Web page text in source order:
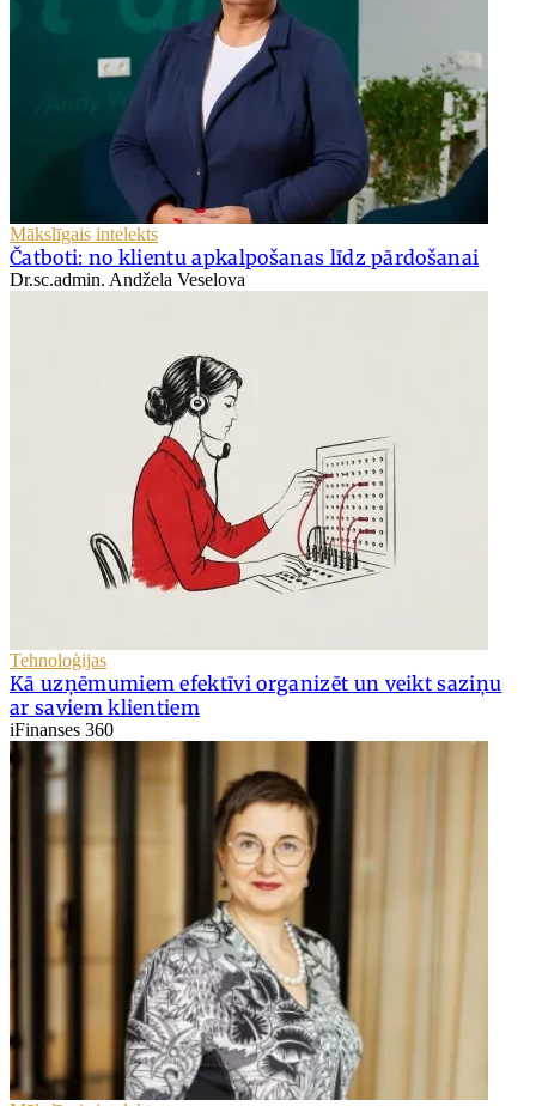
Mākslīgais intelekts
Čatboti: no klientu apkalpošanas līdz pārdošanai
Dr.sc.admin. Andžela Veselova
Tehnoloģijas
Kā uzņēmumiem efektīvi organizēt un veikt saziņu
ar saviem klientiem
iFinanses 360